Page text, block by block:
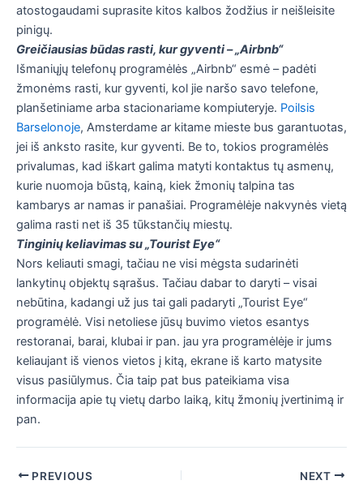
atostogaudami suprasite kitos kalbos žodžius ir neišleisite
pinigų.
Greičiausias būdas rasti, kur gyventi – „Airbnb“
Išmaniųjų telefonų programėlės „Airbnb“ esmė – padėti
žmonėms rasti, kur gyventi, kol jie naršo savo telefone,
planšetiniame arba stacionariame kompiuteryje. Poilsis
Barselonoje, Amsterdame ar kitame mieste bus garantuotas,
jei iš anksto rasite, kur gyventi. Be to, tokios programėlės
privalumas, kad iškart galima matyti kontaktus tų asmenų,
kurie nuomoja būstą, kainą, kiek žmonių talpina tas
kambarys ar namas ir panašiai. Programėlėje nakvynės vietą
galima rasti net iš 35 tūkstančių miestų.
Tinginių keliavimas su „Tourist Eye“
Nors keliauti smagi, tačiau ne visi mėgsta sudarinėti
lankytinų objektų sąrašus. Tačiau dabar to daryti – visai
nebūtina, kadangi už jus tai gali padaryti „Tourist Eye“
programėlė. Visi netoliese jūsų buvimo vietos esantys
restoranai, barai, klubai ir pan. jau yra programėlėje ir jums
keliaujant iš vienos vietos į kitą, ekrane iš karto matysite
visus pasiūlymus. Čia taip pat bus pateikiama visa
informacija apie tų vietų darbo laiką, kitų žmonių įvertinimą ir
pan.
PostPREVIOUS NEXT